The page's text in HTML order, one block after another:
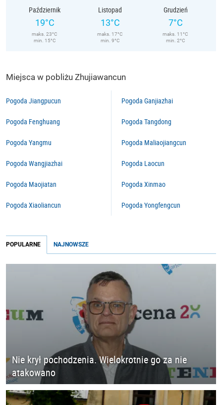
Październik
19°C
maks. 23°C
min. 15°C
Listopad
13°C
maks. 17°C
min. 9°C
Grudzień
7°C
maks. 11°C
min. 2°C
Miejsca w pobliżu Zhujiawancun
Pogoda Jiangpucun
Pogoda Fenghuang
Pogoda Yangmu
Pogoda Wangjiazhai
Pogoda Maojiatan
Pogoda Xiaoliancun
Pogoda Ganjiazhai
Pogoda Tangdong
Pogoda Maliaojiangcun
Pogoda Laocun
Pogoda Xinmao
Pogoda Yongfengcun
POPULARNE NAJNOWSZE
Nie krył pochodzenia. Wielokrotnie go za nie
atakowano